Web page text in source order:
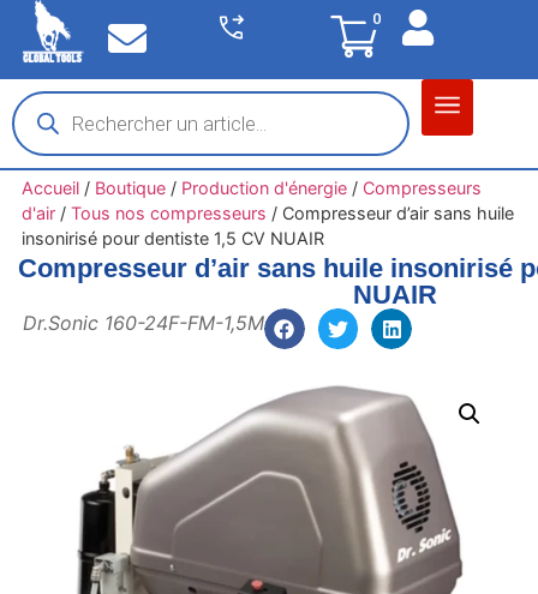
0
Accueil/ Boutique/ Production d'énergie/ Compresseurs
d'air/ Tous nos compresseurs / Compresseur d’air sans huile
insonirisé pour dentiste 1,5 CV NUAIR
Compresseur d’air sans huile insonirisé
NUAIR
Dr.Sonic 160-24F-FM-1,5M